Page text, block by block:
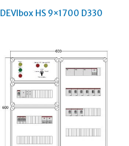
DEVIbox HS 9×1700 D330